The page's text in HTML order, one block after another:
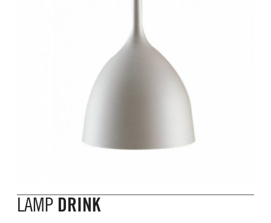
LAMP DRINK